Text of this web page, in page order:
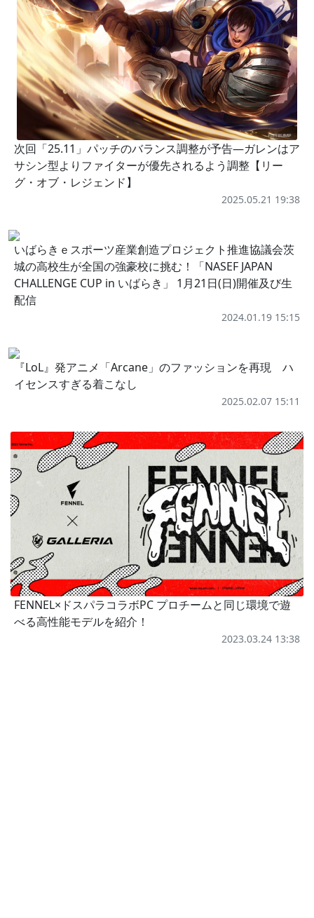
次回「25.11」パッチのバランス調整が予告―ガレンはア
サシン型よりファイターが優先されるよう調整【リー
グ・オブ・レジェンド】
2025.05.21 19:38
いばらきｅスポーツ産業創造プロジェクト推進協議会茨
城の高校生が全国の強豪校に挑む！「NASEF JAPAN
CHALLENGE CUP in いばらき」 1月21日(日)開催及び生
配信
2024.01.19 15:15
『LoL』発アニメ「Arcane」のファッションを再現 ハ
イセンスすぎる着こなし
2025.02.07 15:11
FENNEL×ドスパラコラボPC プロチームと同じ環境で遊
べる高性能モデルを紹介！
2023.03.24 13:38